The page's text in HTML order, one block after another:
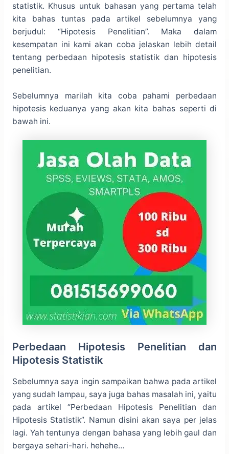
statistik. Khusus untuk bahasan yang pertama telah
kita bahas tuntas pada artikel sebelumnya yang
berjudul: “Hipotesis Penelitian”. Maka dalam
kesempatan ini kami akan coba jelaskan lebih detail
tentang perbedaan hipotesis statistik dan hipotesis
penelitian.
Sebelumnya marilah kita coba pahami perbedaan
hipotesis keduanya yang akan kita bahas seperti di
bawah ini.
Perbedaan Hipotesis Penelitian dan
Hipotesis Statistik
Sebelumnya saya ingin sampaikan bahwa pada artikel
yang sudah lampau, saya juga bahas masalah ini, yaitu
pada artikel “Perbedaan Hipotesis Penelitian dan
Hipotesis Statistik”. Namun disini akan saya per jelas
lagi. Yah tentunya dengan bahasa yang lebih gaul dan
bergaya sehari-hari. hehehe…